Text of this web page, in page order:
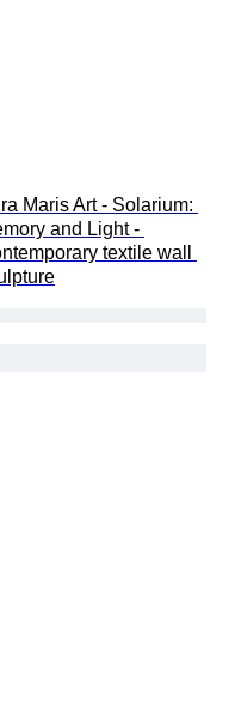
Maris Art - Solarium:
and Light -
textile wall